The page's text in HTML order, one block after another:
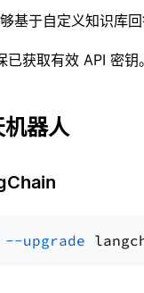
基于自定义知识库回
获取有效 API 密钥。
机器人
--upgrade